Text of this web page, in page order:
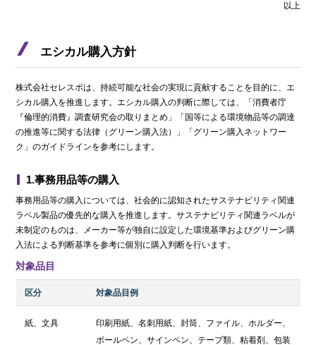
以上
エシカル購入方針
株式会社セレスポは、持続可能な社会の実現に貢献することを目的に、エ
シカル購入を推進します。エシカル購入の判断に際しては、「消費者庁
『倫理的消費』調査研究会の取りまとめ」「国等による環境物品等の調達
の推進等に関する法律（グリーン購入法）」「グリーン購入ネットワー
ク」のガイドラインを参考にします。
1.事務用品等の購入
事務用品等の購入については、社会的に認知されたサステナビリティ関連
ラベル製品の優先的な購入を推進します。サステナビリティ関連ラベルが
未制定のものは、メーカー等が独自に設定した環境基準およびグリーン購
入法による判断基準を参考に個別に購入判断を行います。
対象品目
区分 対象品目例
紙、文具
印刷用紙、名刺用紙、封筒、ファイル、ホルダー、
ボールペン、サインペン、テープ類、粘着剤、包装